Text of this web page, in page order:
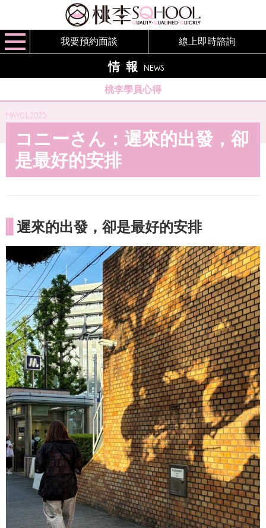
我要預約面談 線上即時諮詢
情報 NEWS
桃李學員心得
MAY.01,2025
コニーさん：遲來的出發，卻
是最好的安排
遲來的出發，卻是最好的安排